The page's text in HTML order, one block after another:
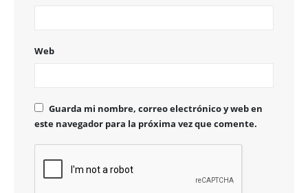
Web
Guarda mi nombre, correo electrónico y web en
este navegador para la próxima vez que comente.